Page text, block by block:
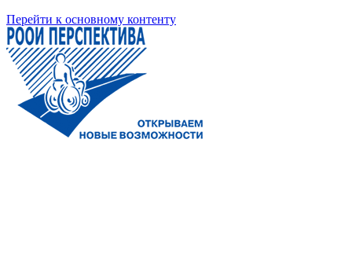
Перейти к основному контенту